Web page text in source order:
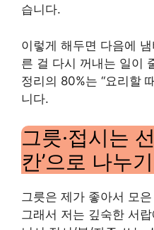
습니다.
이렇게 해두면 다음에
른 걸 다시 꺼내는 일이
정리의 80%는 “요리할
니다.
그릇·접시는
칸’으로 나누기
그릇은 제가 좋아서 모
그래서 저는 깊숙한 서